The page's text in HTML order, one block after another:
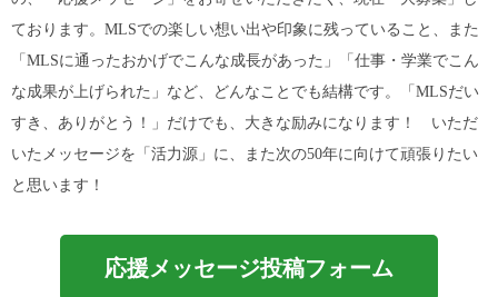
ております。MLSでの楽しい想い出や印象に残っていること、また
「MLSに通ったおかげでこんな成長があった」「仕事・学業でこん
な成果が上げられた」など、どんなことでも結構です。「MLSだい
すき、ありがとう！」だけでも、大きな励みになります！ いただ
いたメッセージを「活力源」に、また次の50年に向けて頑張りたい
と思います！
応援メッセージ投稿フォーム